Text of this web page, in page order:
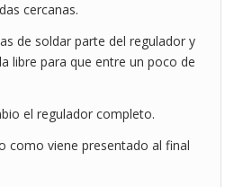
cercanas.
de soldar parte del regulador y
libre para que entre un poco de
el regulador completo.
como viene presentado al final